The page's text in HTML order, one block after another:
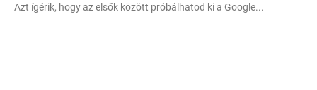
Azt ígérik, hogy az elsők között próbálhatod ki a Google